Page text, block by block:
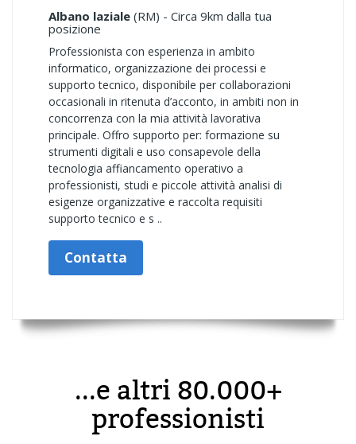
Albano laziale (RM) - Circa 9km dalla tua
posizione
Professionista con esperienza in ambito
informatico, organizzazione dei processi e
supporto tecnico, disponibile per collaborazioni
occasionali in ritenuta d’acconto, in ambiti non in
concorrenza con la mia attività lavorativa
principale. Offro supporto per: formazione su
strumenti digitali e uso consapevole della
tecnologia affiancamento operativo a
professionisti, studi e piccole attività analisi di
esigenze organizzative e raccolta requisiti
supporto tecnico e s ..
Contatta
...e altri 80.000+
professionisti